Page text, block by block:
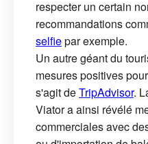
respecter un certain
recommandations
selfiepar exemple.
Un autre géant du
mesures positives
s'agit deTripAdvisor.
Viator a ainsi révélé
commerciales avec